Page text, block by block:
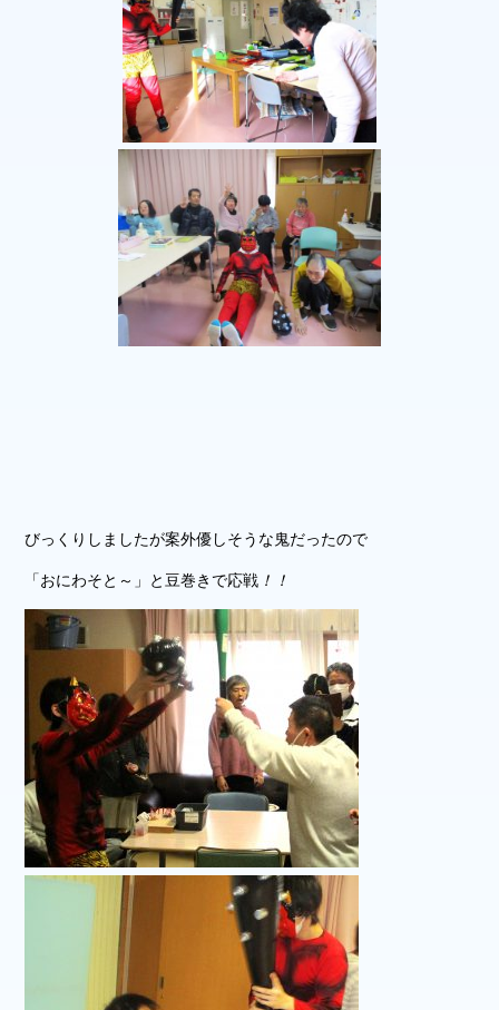
びっくりしましたが案外優しそうな鬼だったので
「おにわそと～」と豆巻きで応戦 ！！